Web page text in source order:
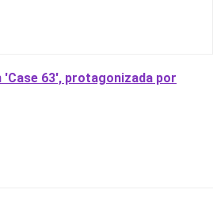
63', protagonizada por